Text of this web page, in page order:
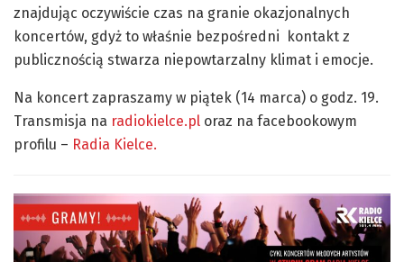
znajdując oczywiście czas na granie okazjonalnych
koncertów, gdyż to właśnie bezpośredni kontakt z
publicznością stwarza niepowtarzalny klimat i emocje.
Na koncert zapraszamy w piątek (14 marca) o godz. 19.
Transmisja na radiokielce.pl oraz na facebookowym
profilu – Radia Kielce.